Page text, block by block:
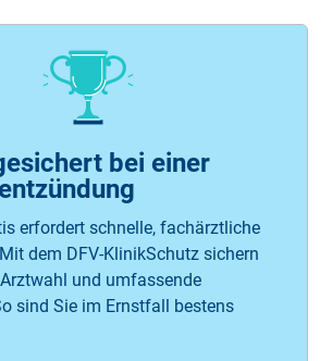
bei einer
erfordert schnelle, fachärztliche
dem DFV-KlinikSchutz sichern
und umfassende
sind Sie im Ernstfall bestens